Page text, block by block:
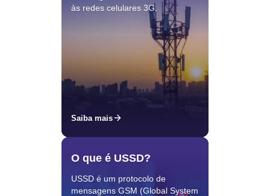
às redes celulares 3G.
Saiba mais
O que é USSD?
USSD é um protocolo de
mensagens GSM (Global System